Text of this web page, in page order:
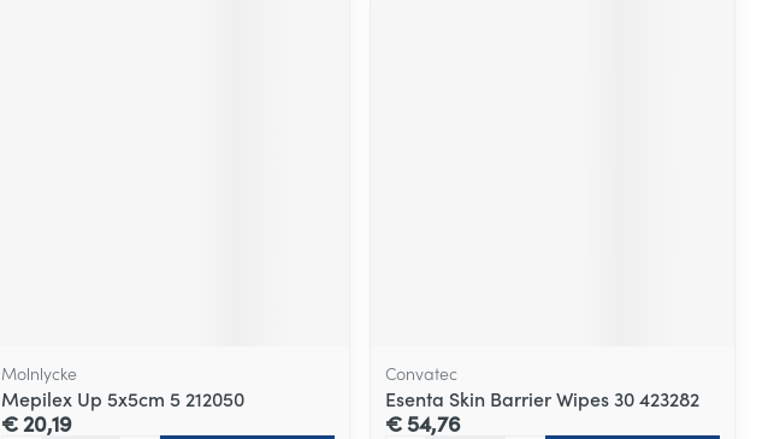
Molnlycke
Mepilex Up 5x5cm 5 212050
€ 20,19
Convatec
Esenta Skin Barrier Wipes 30 423282
€ 54,76